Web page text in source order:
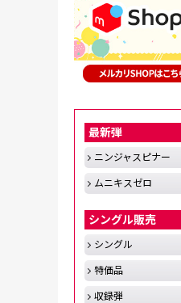
最新弾
ニンジャスピナー
ムニキスゼロ
シングル販売
シングル
特価品
収録弾